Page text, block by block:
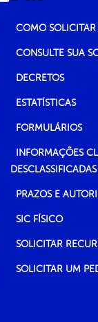
COMO SOLICITAR
CONSULTE SUA
DECRETOS
ESTATÍSTICAS
FORMULÁRIOS
INFORMAÇÕES
DESCLASSIFICADAS
PRAZOS E
SIC FÍSICO
SOLICITAR
SOLICITAR UM